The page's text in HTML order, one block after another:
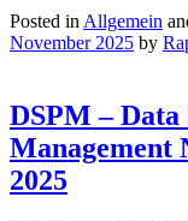
Posted in Allgemein
November 2025 by
DSPM –
Management
2025